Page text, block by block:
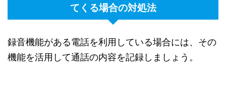
てくる場合の対処法
録音機能がある電話を利用している場合には、その
機能を活用して通話の内容を記録しましょう。